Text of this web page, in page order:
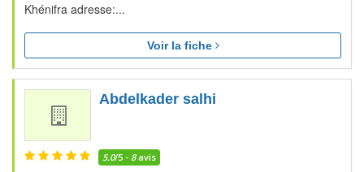
Khénifra adresse:...
Voir la fiche
Abdelkader salhi
5.0/5 - 8avis